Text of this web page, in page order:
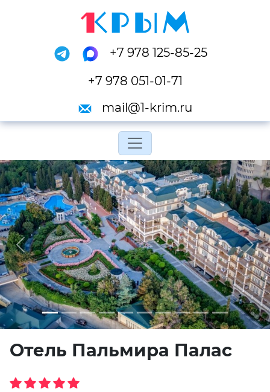
+7 978 125-85-25
+7 978 051-01-71
mail@1-krim.ru
Переключить
Previous Next
Отель Пальмира Палас